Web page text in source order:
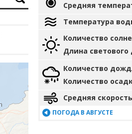
Средняя
Температура
Количество
Длина светового
Количество
Количество
Средняя
ПОГОДА В АВГУСТЕ